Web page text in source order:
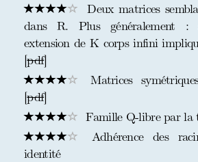
Deux matrices
dans R. Plus généralement :
extension de K corps infini
[pdf]
Matrices
[pdf]
Famille Q-libre par la
Adhérence des
identité